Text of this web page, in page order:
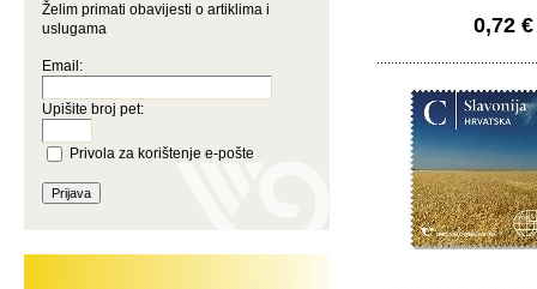
Želim primati obavijesti o artiklima i
uslugama
Email:
Upišite broj pet:
Privola za korištenje e-pošte
0,72 €